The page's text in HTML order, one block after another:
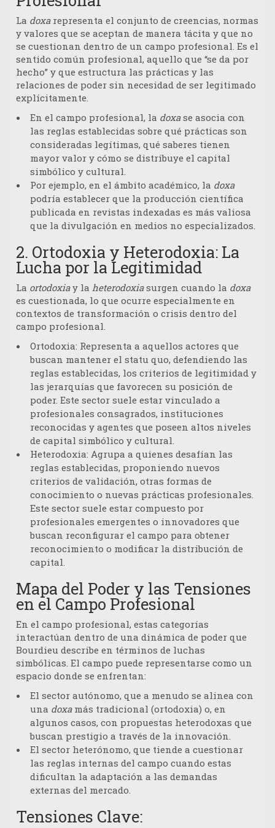
La doxarepresenta el conjunto de creencias, normas
y valores que se aceptan de manera tácita y que no
se cuestionan dentro de un campo profesional. Es el
sentido común profesional, aquello que “se da por
hecho” y que estructura las prácticas y las
relaciones de poder sin necesidad de ser legitimado
explícitamente.
En el campo profesional, la doxase asocia con
las reglas establecidas sobre qué prácticas son
consideradas legítimas, qué saberes tienen
mayor valor y cómo se distribuye el capital
simbólico y cultural.
Por ejemplo, en el ámbito académico, la doxa
podría establecer que la producción científica
publicada en revistas indexadas es más valiosa
que la divulgación en medios no especializados.
2. Ortodoxia y Heterodoxia: La
Lucha por la Legitimidad
La ortodoxiay la heterodoxiasurgen cuando la doxa
es cuestionada, lo que ocurre especialmente en
contextos de transformación o crisis dentro del
campo profesional.
Ortodoxia: Representa a aquellos actores que
buscan mantener el statu quo, defendiendo las
reglas establecidas, los criterios de legitimidad y
las jerarquías que favorecen su posición de
poder. Este sector suele estar vinculado a
profesionales consagrados, instituciones
reconocidas y agentes que poseen altos niveles
de capital simbólico y cultural.
Heterodoxia: Agrupa a quienes desafían las
reglas establecidas, proponiendo nuevos
criterios de validación, otras formas de
conocimiento o nuevas prácticas profesionales.
Este sector suele estar compuesto por
profesionales emergentes o innovadores que
buscan reconfigurar el campo para obtener
reconocimiento o modificar la distribución de
capital.
Mapa del Poder y las Tensiones
en el Campo Profesional
En el campo profesional, estas categorías
interactúan dentro de una dinámica de poder que
Bourdieu describe en términos de luchas
simbólicas. El campo puede representarse como un
espacio donde se enfrentan:
El sector autónomo, que a menudo se alinea con
una doxamás tradicional (ortodoxia) o, en
algunos casos, con propuestas heterodoxas que
buscan prestigio a través de la innovación.
El sector heterónomo, que tiende a cuestionar
las reglas internas del campo cuando estas
dificultan la adaptación a las demandas
externas del mercado.
Tensiones Clave: